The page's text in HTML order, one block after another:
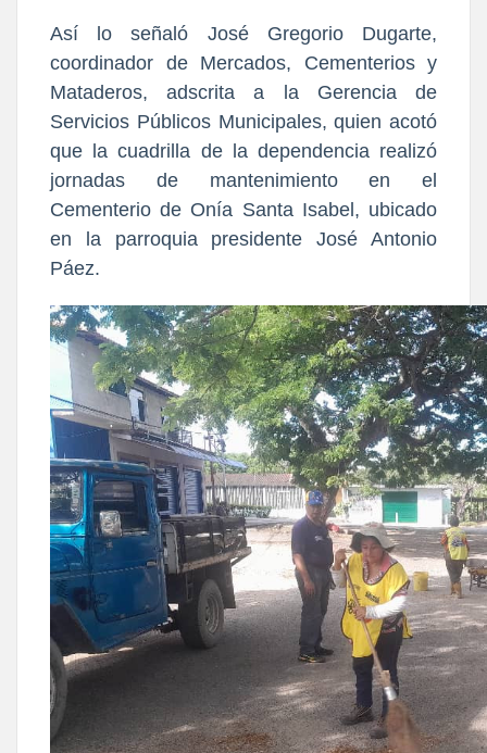
Así lo señaló José Gregorio Dugarte,
coordinador de Mercados, Cementerios y
Mataderos, adscrita a la Gerencia de
Servicios Públicos Municipales, quien acotó
que la cuadrilla de la dependencia realizó
jornadas de mantenimiento en el
Cementerio de Onía Santa Isabel, ubicado
en la parroquia presidente José Antonio
Páez.